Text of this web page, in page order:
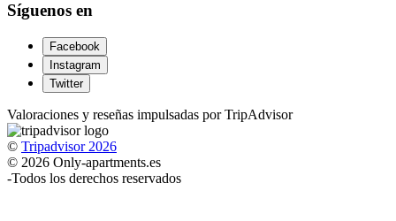
Síguenos en
Facebook
Instagram
Twitter
Valoraciones y reseñas impulsadas por TripAdvisor
© Tripadvisor 2026
© 2026 Only-apartments.es
-Todos los derechos reservados